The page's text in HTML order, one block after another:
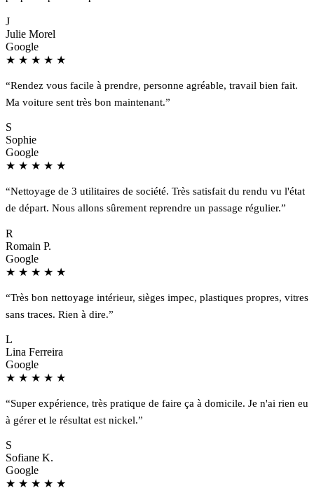
J
Julie Morel
Google
★ ★ ★ ★ ★
“Rendez vous facile à prendre, personne agréable, travail bien fait.
Ma voiture sent très bon maintenant.”
S
Sophie
Google
★ ★ ★ ★ ★
“Nettoyage de 3 utilitaires de société. Très satisfait du rendu vu l'état
de départ. Nous allons sûrement reprendre un passage régulier.”
R
Romain P.
Google
★ ★ ★ ★ ★
“Très bon nettoyage intérieur, sièges impec, plastiques propres, vitres
sans traces. Rien à dire.”
L
Lina Ferreira
Google
★ ★ ★ ★ ★
“Super expérience, très pratique de faire ça à domicile. Je n'ai rien eu
à gérer et le résultat est nickel.”
S
Sofiane K.
Google
★ ★ ★ ★ ★